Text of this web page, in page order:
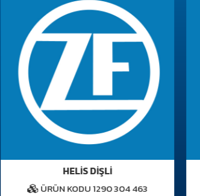
HELİS DİŞLİ
ÜRÜN KODU 1290 304 463